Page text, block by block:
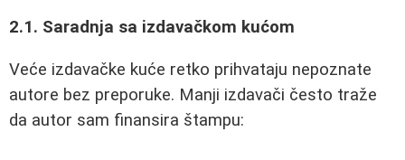
2.1. Saradnja sa izdavačkom kućom
Veće izdavačke kuće retko prihvataju nepoznate
autore bez preporuke. Manji izdavači često traže
da autor sam finansira štampu: